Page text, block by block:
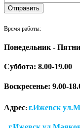
Время работы:
Понедельник -
Суббота: 8.00-19.00
Воскресенье: 9.00-
Адрес: г.Ижевск